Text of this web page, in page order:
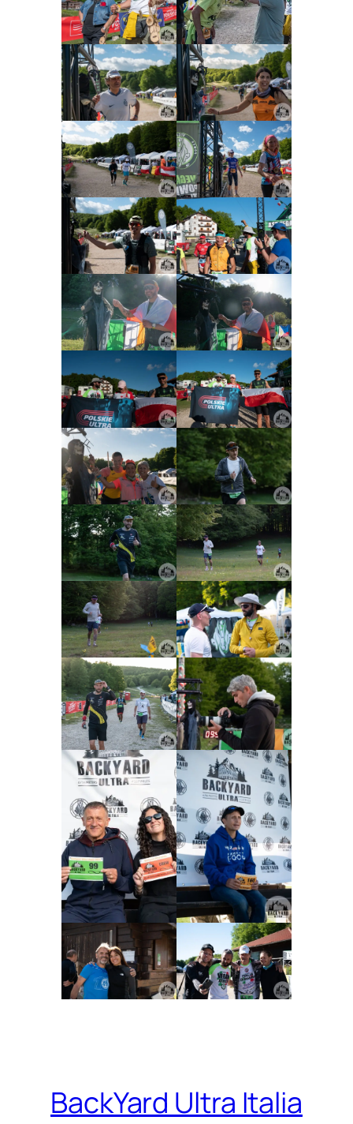
BackYard Ultra Italia